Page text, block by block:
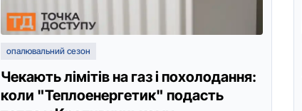
опалювальний сезон
Чекають лімітів на газ і похолодання:
коли "Теплоенергетик" подасть